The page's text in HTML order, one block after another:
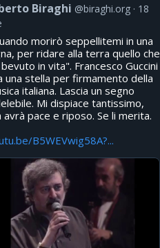
Biraghi @biraghi.org
18
morirò seppellitemi in una
per ridare alla terra quello che
in vita". Francesco Guccini
una stella per firmamento della
italiana. Lascia un segno
Mi dispiace tantissimo,
avrà pace e riposo. Se li merita.
B5WEVwig58A?...